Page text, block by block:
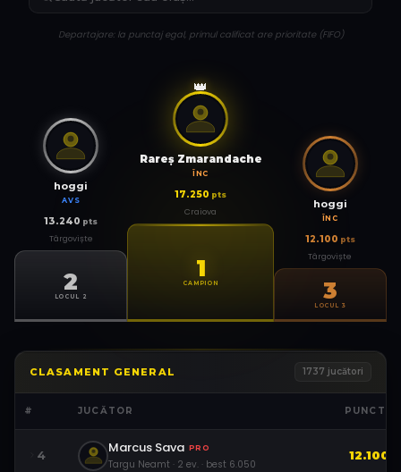
Departajare: la punctaj egal, primul calificat are prioritate (FIFO)
hoggi
AVS
13.240 pts
Târgoviște
2
LOCUL 2
👑
Rareş Zmarandache
ÎNC
17.250 pts
Craiova
1
CAMPION
hoggi
ÎNC
12.100 pts
Târgoviște
3
LOCUL 3
CLASAMENT GENERAL 1737 jucători
# JUCĂTOR PUNCTE
4 Marcus Sava PRO
Targu Neamt · 2 ev. · best 6.050
12.100